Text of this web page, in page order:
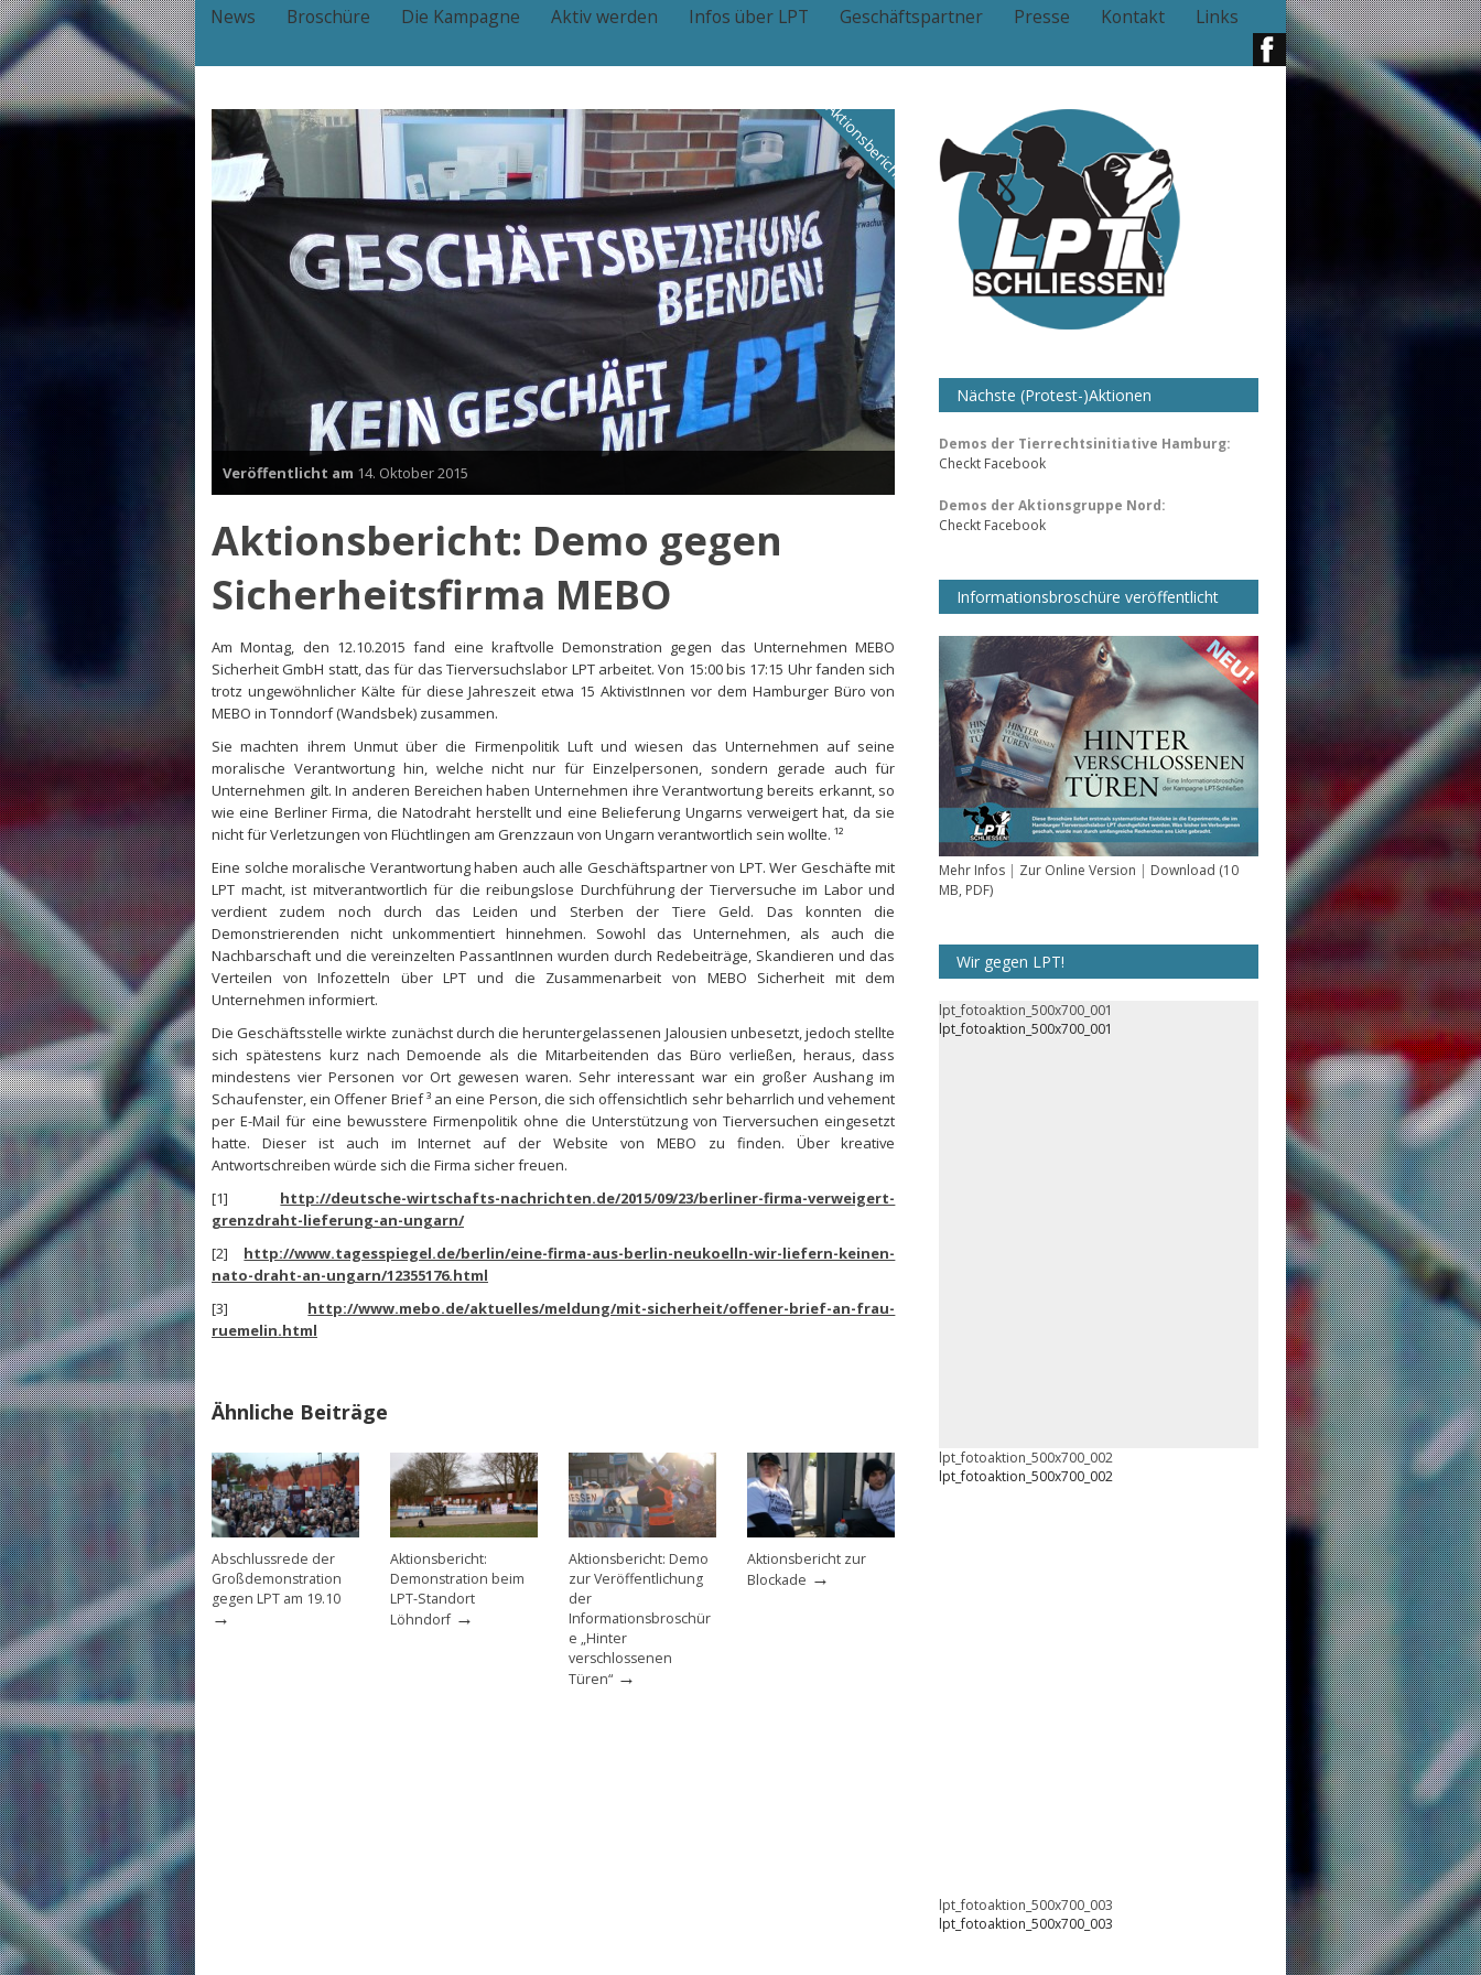
News Broschüre Die Kampagne Aktiv werden Infos über LPT Geschäftspartner Presse Kontakt Links
Aktionsbericht
Veröffentlicht am 14. Oktober 2015
Aktionsbericht: Demo gegen
Sicherheitsfirma MEBO
Am Montag, den 12.10.2015 fand eine kraftvolle Demonstration gegen das Unternehmen MEBO
Sicherheit GmbH statt, das für das Tierversuchslabor LPT arbeitet. Von 15:00 bis 17:15 Uhr fanden sich
trotz ungewöhnlicher Kälte für diese Jahreszeit etwa 15 AktivistInnen vor dem Hamburger Büro von
MEBO in Tonndorf (Wandsbek) zusammen.
Sie machten ihrem Unmut über die Firmenpolitik Luft und wiesen das Unternehmen auf seine
moralische Verantwortung hin, welche nicht nur für Einzelpersonen, sondern gerade auch für
Unternehmen gilt. In anderen Bereichen haben Unternehmen ihre Verantwortung bereits erkannt, so
wie eine Berliner Firma, die Natodraht herstellt und eine Belieferung Ungarns verweigert hat, da sie
nicht für Verletzungen von Flüchtlingen am Grenzzaun von Ungarn verantwortlich sein wollte. ¹²
Eine solche moralische Verantwortung haben auch alle Geschäftspartner von LPT. Wer Geschäfte mit
LPT macht, ist mitverantwortlich für die reibungslose Durchführung der Tierversuche im Labor und
verdient zudem noch durch das Leiden und Sterben der Tiere Geld. Das konnten die
Demonstrierenden nicht unkommentiert hinnehmen. Sowohl das Unternehmen, als auch die
Nachbarschaft und die vereinzelten PassantInnen wurden durch Redebeiträge, Skandieren und das
Verteilen von Infozetteln über LPT und die Zusammenarbeit von MEBO Sicherheit mit dem
Unternehmen informiert.
Die Geschäftsstelle wirkte zunächst durch die heruntergelassenen Jalousien unbesetzt, jedoch stellte
sich spätestens kurz nach Demoende als die Mitarbeitenden das Büro verließen, heraus, dass
mindestens vier Personen vor Ort gewesen waren. Sehr interessant war ein großer Aushang im
Schaufenster, ein Offener Brief ³ an eine Person, die sich offensichtlich sehr beharrlich und vehement
per E-Mail für eine bewusstere Firmenpolitik ohne die Unterstützung von Tierversuchen eingesetzt
hatte. Dieser ist auch im Internet auf der Website von MEBO zu finden. Über kreative
Antwortschreiben würde sich die Firma sicher freuen.
[1] http://deutsche-wirtschafts-nachrichten.de/2015/09/23/berliner-firma-verweigert-
grenzdraht-lieferung-an-ungarn/
[2] http://www.tagesspiegel.de/berlin/eine-firma-aus-berlin-neukoelln-wir-liefern-keinen-
nato-draht-an-ungarn/12355176.html
[3] http://www.mebo.de/aktuelles/meldung/mit-sicherheit/offener-brief-an-frau-
ruemelin.html
Ähnliche Beiträge
Abschlussrede der
Großdemonstration
gegen LPT am 19.10
→
Aktionsbericht:
Demonstration beim
LPT-Standort
Löhndorf→
Aktionsbericht: Demo
zur Veröffentlichung
der
Informationsbroschür
e „Hinter
verschlossenen
Türen“ →
Aktionsbericht zur
Blockade →
Nächste (Protest-)Aktionen
Demos der Tierrechtsinitiative Hamburg:
Checkt Facebook
Demos der Aktionsgruppe Nord:
Checkt Facebook
Informationsbroschüre veröffentlicht
Mehr Infos | Zur Online Version | Download (10
MB, PDF)
Wir gegen LPT!
lpt_fotoaktion_500x700_001
lpt_fotoaktion_500x700_001
lpt_fotoaktion_500x700_002
lpt_fotoaktion_500x700_002
lpt_fotoaktion_500x700_003
lpt_fotoaktion_500x700_003